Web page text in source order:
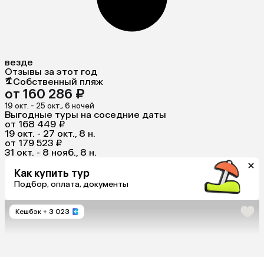
везде
Отзывы за этот год
Собственный пляж
от 160 286 ₽
19 окт. - 25 окт., 6 ночей
Выгодные туры на соседние даты
от 168 449 ₽
19 окт. - 27 окт., 8 н.
от 179 523 ₽
31 окт. - 8 нояб., 8 н.
Как купить тур
Подбор, оплата, документы
Кешбэк + 3 023